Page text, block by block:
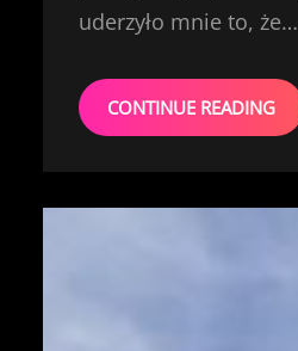
uderzyło mnie to, że…
CONTINUE READING